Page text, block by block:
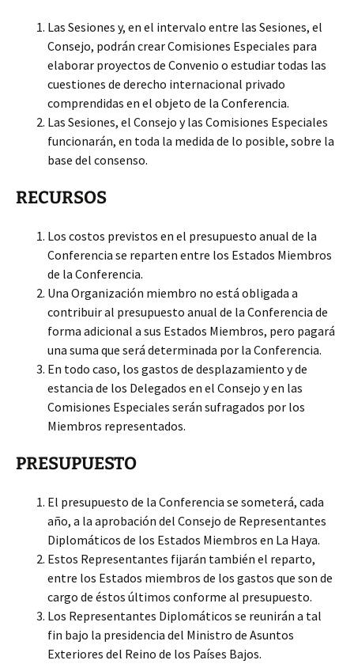
Las Sesiones y, en el intervalo entre las Sesiones, el
Consejo, podrán crear Comisiones Especiales para
elaborar proyectos de Convenio o estudiar todas las
cuestiones de derecho internacional privado
comprendidas en el objeto de la Conferencia.
Las Sesiones, el Consejo y las Comisiones Especiales
funcionarán, en toda la medida de lo posible, sobre la
base del consenso.
RECURSOS
Los costos previstos en el presupuesto anual de la
Conferencia se reparten entre los Estados Miembros
de la Conferencia.
Una Organización miembro no está obligada a
contribuir al presupuesto anual de la Conferencia de
forma adicional a sus Estados Miembros, pero pagará
una suma que será determinada por la Conferencia.
En todo caso, los gastos de desplazamiento y de
estancia de los Delegados en el Consejo y en las
Comisiones Especiales serán sufragados por los
Miembros representados.
PRESUPUESTO
El presupuesto de la Conferencia se someterá, cada
año, a la aprobación del Consejo de Representantes
Diplomáticos de los Estados Miembros en La Haya.
Estos Representantes fijarán también el reparto,
entre los Estados miembros de los gastos que son de
cargo de éstos últimos conforme al presupuesto.
Los Representantes Diplomáticos se reunirán a tal
fin bajo la presidencia del Ministro de Asuntos
Exteriores del Reino de los Países Bajos.